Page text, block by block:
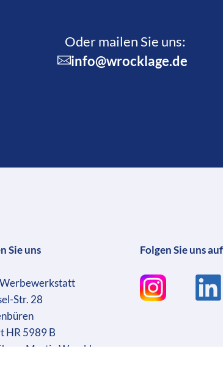
Oder mailen Sie uns:
info@wrocklage.de
Sie uns
Str. 28
HR 5989 B
Martin Wrocklage
Folgen Sie uns